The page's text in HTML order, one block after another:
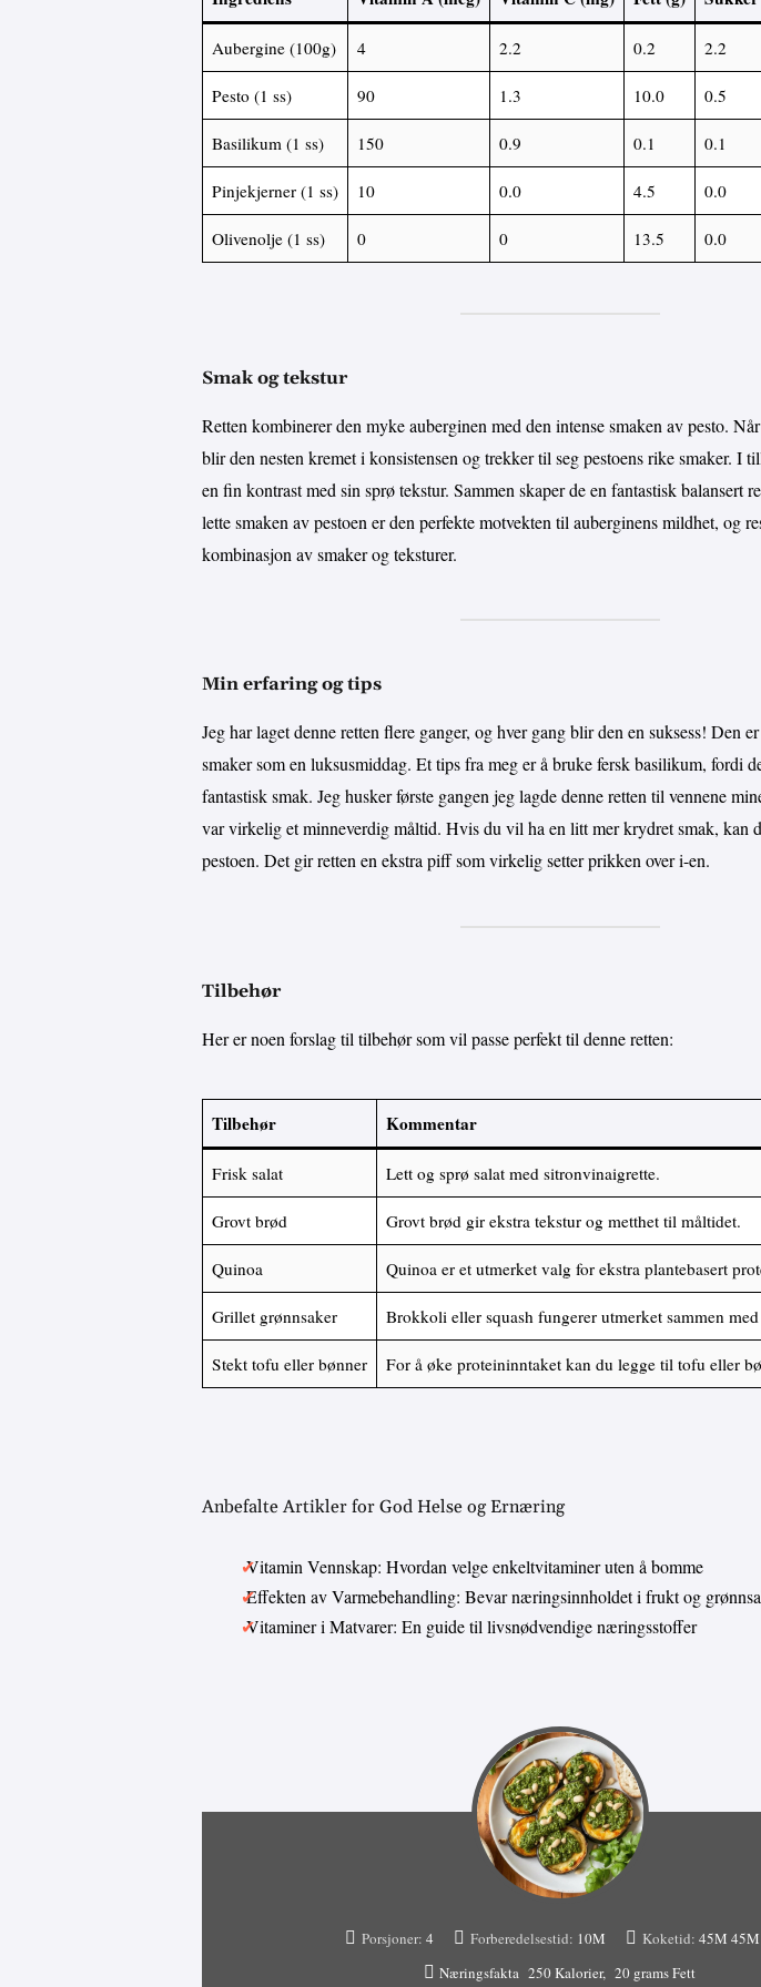
Aubergine (100g) 4 2.2 0.2 2.2
Pesto (1 ss) 90 1.3 10.0 0.5
Basilikum (1 ss) 150 0.9 0.1 0.1
Pinjekjerner (1 ss) 10 0.0 4.5 0.0
Olivenolje (1 ss) 0 0 13.5 0.0
Smak og tekstur
Retten kombinerer den myke auberginen med den intense smaken av pesto.
blir den nesten kremet i konsistensen og trekker til seg pestoens rike smaker. I
en fin kontrast med sin sprø tekstur. Sammen skaper de en fantastisk balansert
lette smaken av pestoen er den perfekte motvekten til auberginens mildhet, og
kombinasjon av smaker og teksturer.
Min erfaring og tips
Jeg har laget denne retten flere ganger, og hver gang blir den en suksess! Den
smaker som en luksusmiddag. Et tips fra meg er å bruke fersk basilikum, fordi
fantastisk smak. Jeg husker første gangen jeg lagde denne retten til vennene
var virkelig et minneverdig måltid. Hvis du vil ha en litt mer krydret smak, kan
pestoen. Det gir retten en ekstra piff som virkelig setter prikken over i-en.
Tilbehør
Her er noen forslag til tilbehør som vil passe perfekt til denne retten:
Tilbehør Kommentar
Frisk salat Lett og sprø salat med sitronvinaigrette.
Grovt brød Grovt brød gir ekstra tekstur og metthet til måltidet.
Quinoa Quinoa er et utmerket valg for ekstra plantebasert
Grillet grønnsaker Brokkoli eller squash fungerer utmerket sammen
Stekt tofu eller bønner For å øke proteininntaket kan du legge til tofu eller
Anbefalte Artikler for God Helse og Ernæring
Vitamin Vennskap: Hvordan velge enkeltvitaminer uten å bomme
Effekten av Varmebehandling: Bevar næringsinnholdet i frukt og
Vitaminer i Matvarer: En guide til livsnødvendige næringsstoffer
Porsjoner: 4 Forberedelsestid: 10M Koketid: 45M 45M
Næringsfakta 250 Kalorier 20 grams Fett